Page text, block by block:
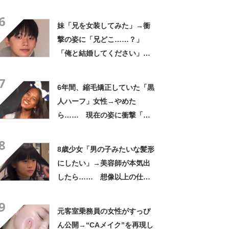
妹「兄を女装してみた」→衝
撃の姿に「兄どこ……？」
「俺と結婚してください」と
6年間、縮毛矯正していた「黒
人ハーフ」女性→やめた
ら…… 現在の姿に衝撃「め
8歳少女「男の子みたいな髪形
にしたい」→美容師が本気出
したら…… 想像以上の仕上
元客室乗務員の女性がすっぴ
ん公開→“CAメイク”を再現し